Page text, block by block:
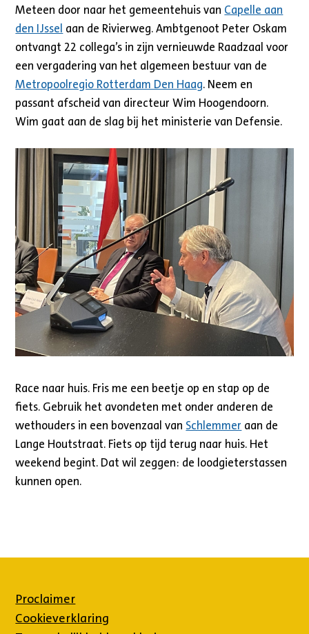
Meteen door naar het gemeentehuis van Capelle aan
den IJssel aan de Rivierweg. Ambtgenoot Peter Oskam
ontvangt 22 collega’s in zijn vernieuwde Raadzaal voor
een vergadering van het algemeen bestuur van de
Metropoolregio Rotterdam Den Haag. Neem en
passant afscheid van directeur Wim Hoogendoorn.
Wim gaat aan de slag bij het ministerie van Defensie.
Race naar huis. Fris me een beetje op en stap op de
fiets. Gebruik het avondeten met onder anderen de
wethouders in een bovenzaal van Schlemmer aan de
Lange Houtstraat. Fiets op tijd terug naar huis. Het
weekend begint. Dat wil zeggen: de loodgieterstassen
kunnen open.
Proclaimer
Cookieverklaring